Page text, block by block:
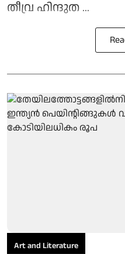
തീവ്ര ഹിന്ദുത ...
Art and Literature